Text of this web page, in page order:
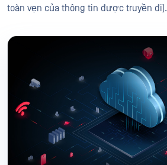
toàn vẹn của thông tin được truyền đi).